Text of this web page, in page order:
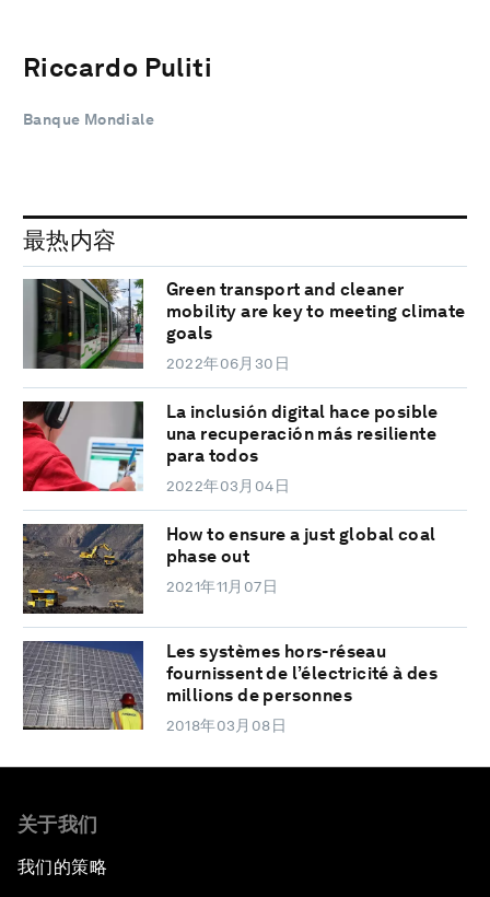
Riccardo Puliti
Banque Mondiale
最热内容
Green transport and cleaner
mobility are key to meeting climate
goals
2022年06月30日
La inclusión digital hace posible
una recuperación más resiliente
para todos
2022年03月04日
How to ensure a just global coal
phase out
2021年11月07日
Les systèmes hors-réseau
fournissent de l’électricité à des
millions de personnes
2018年03月08日
关于我们
我们的策略